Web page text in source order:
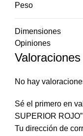
Peso
Dimensiones
Opiniones
Valoraciones
No hay
Sé el primero en
SUPERIOR ROJO”
Tu dirección de